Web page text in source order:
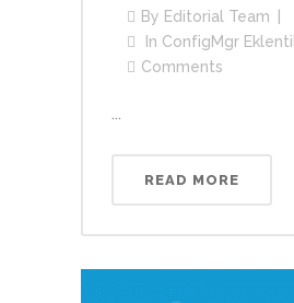
By Editorial Team
In ConfigMgr
Comments
...
READ MORE